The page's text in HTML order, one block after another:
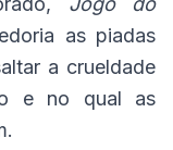
as piadas
a crueldade
e no qual as